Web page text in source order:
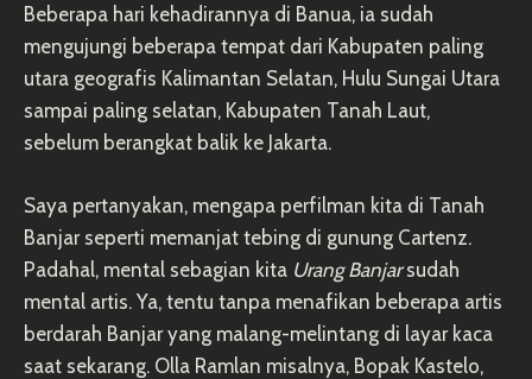
Beberapa hari kehadirannya di Banua, ia sudah
mengujungi beberapa tempat dari Kabupaten paling
utara geografis Kalimantan Selatan, Hulu Sungai Utara
sampai paling selatan, Kabupaten Tanah Laut,
sebelum berangkat balik ke Jakarta.
Saya pertanyakan, mengapa perfilman kita di Tanah
Banjar seperti memanjat tebing di gunung Cartenz.
Padahal, mental sebagian kita Urang Banjarsudah
mental artis. Ya, tentu tanpa menafikan beberapa artis
berdarah Banjar yang malang-melintang di layar kaca
saat sekarang. Olla Ramlan misalnya, Bopak Kastelo,